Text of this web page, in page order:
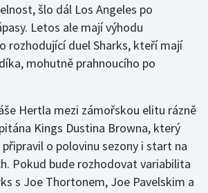
šlo dál Los Angeles po
Letos ale mají výhodu
rozhodující duel Sharks, kteří mají
mohutně prahnoucího po
Hertla mezi zámořskou elitu rázně
Kings Dustina Browna, který
o polovinu sezony i start na
Pokud bude rozhodovat variabilita
s Joe Thortonem, Joe Pavelskim a